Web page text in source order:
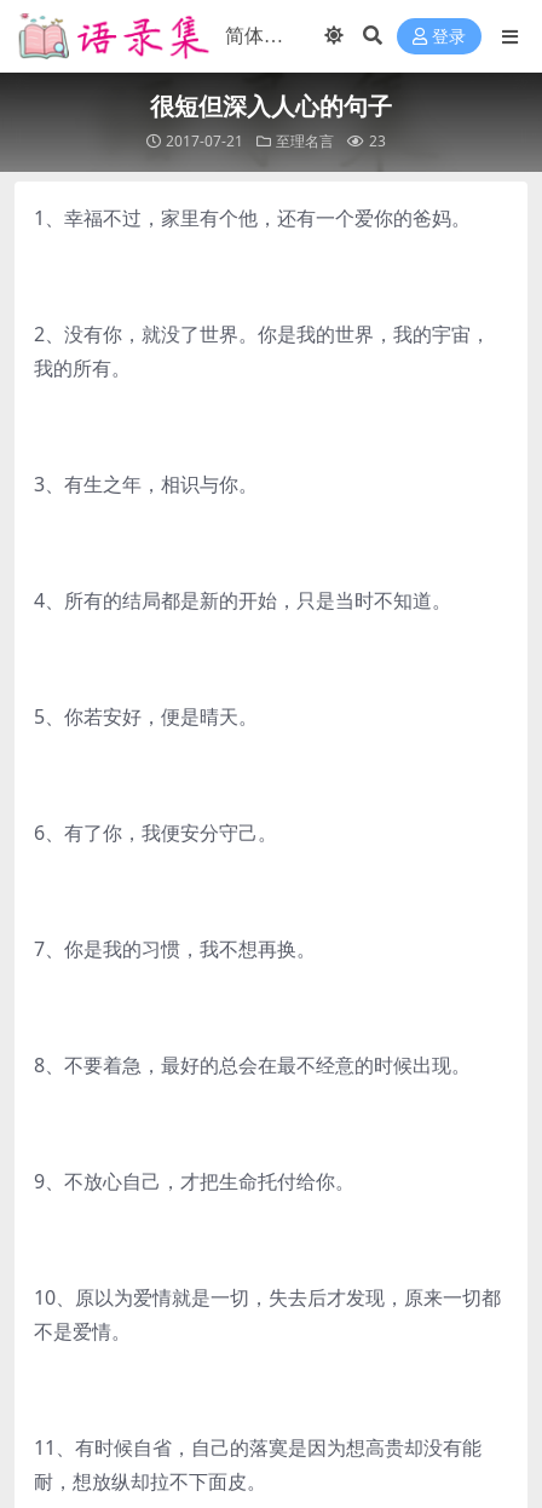
登录
很短但深入人心的句子
2017-07-21 至理名言 23
1、幸福不过，家里有个他，还有一个爱你的爸妈。
2、没有你，就没了世界。你是我的世界，我的宇宙，
我的所有。
3、有生之年，相识与你。
4、所有的结局都是新的开始，只是当时不知道。
5、你若安好，便是晴天。
6、有了你，我便安分守己。
7、你是我的习惯，我不想再换。
8、不要着急，最好的总会在最不经意的时候出现。
9、不放心自己，才把生命托付给你。
10、原以为爱情就是一切，失去后才发现，原来一切都
不是爱情。
11、有时候自省，自己的落寞是因为想高贵却没有能
耐，想放纵却拉不下面皮。